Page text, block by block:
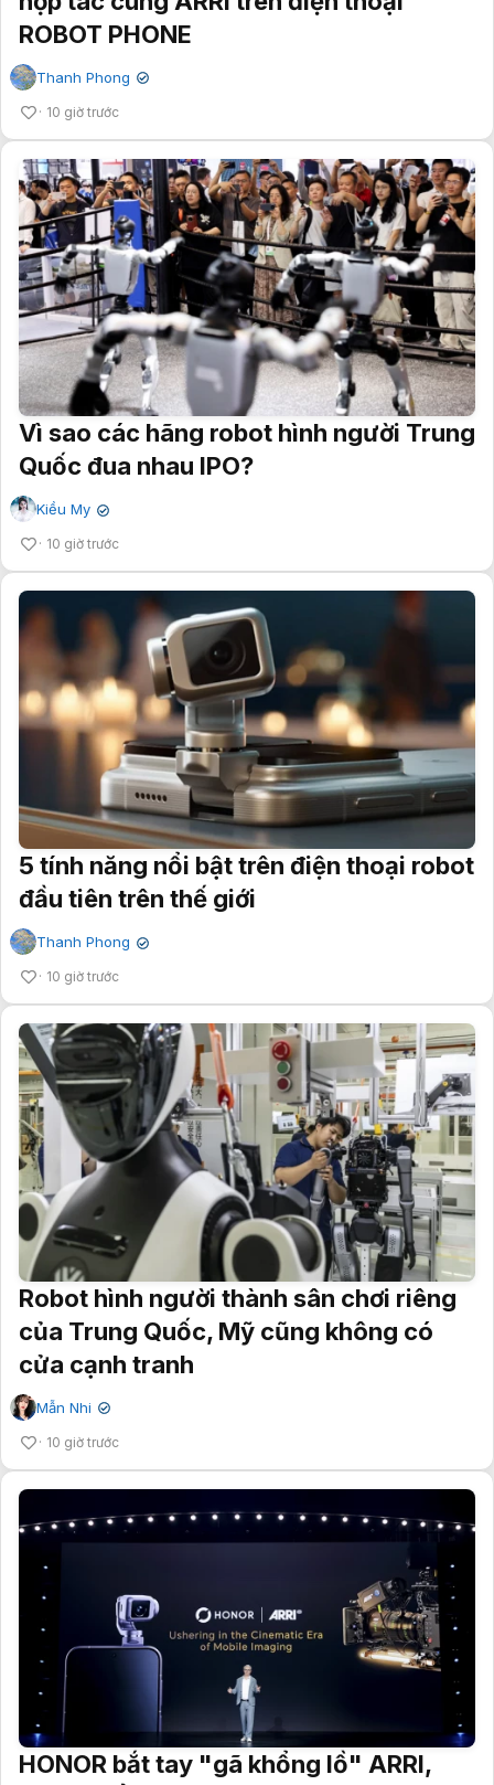
ROBOT PHONE
Thanh Phong ✔
10 giờ trước
Vì sao các hãng robot hình người Trung
Quốc đua nhau IPO?
Kiều My ✔
10 giờ trước
5 tính năng nổi bật trên điện thoại robot
đầu tiên trên thế giới
Thanh Phong ✔
10 giờ trước
Robot hình người thành sân chơi riêng
của Trung Quốc, Mỹ cũng không có
cửa cạnh tranh
Mẫn Nhi ✔
10 giờ trước
HONOR bắt tay "gã khổng lồ" ARRI,